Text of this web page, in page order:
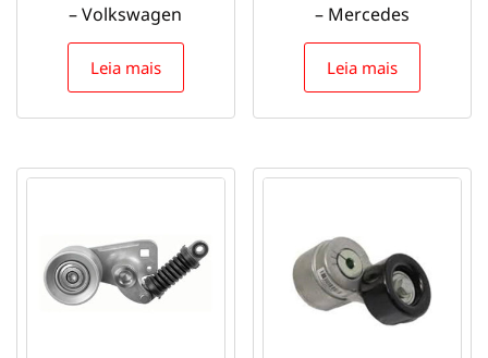
– Volkswagen
Leia mais
– Mercedes
Leia mais